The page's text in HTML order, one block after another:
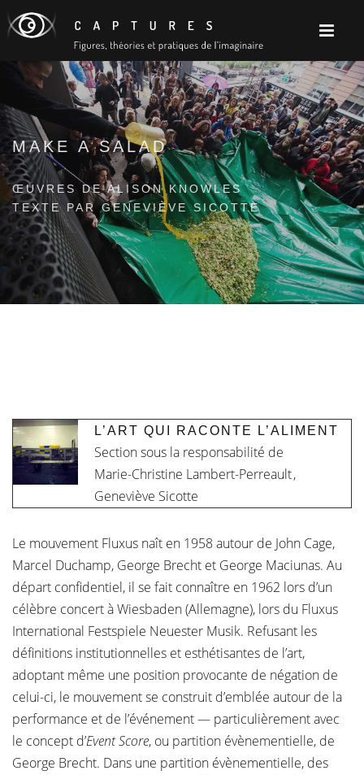
MAKE A SALAD
ŒUVRES DE ALISON KNOWLES
TEXTE PAR GENEVIÈVE SICOTTE
L’ART QUI RACONTE L’ALIMENT
Section sous la responsabilité de
Marie-Christine Lambert-Perreault,
Geneviève Sicotte
Le mouvement Fluxus naît en 1958 autour de John Cage,
Marcel Duchamp, George Brecht et George Maciunas. Au
départ confidentiel, il se fait connaître en 1962 lors d’un
célèbre concert à Wiesbaden (Allemagne), lors du Fluxus
International Festspiele Neuester Musik. Refusant les
définitions institutionnelles et esthétisantes de l’art,
adoptant même une position provocante de négation de
celui-ci, le mouvement se construit d’emblée autour de la
performance et de l’événement — particulièrement avec
le concept d’Event Score, ou partition évènementielle, de
George Brecht. Dans une partition évènementielle, des